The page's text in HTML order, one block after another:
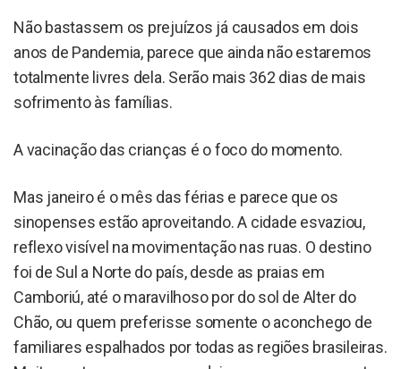
Não bastassem os prejuízos já causados em dois
anos de Pandemia, parece que ainda não estaremos
totalmente livres dela. Serão mais 362 dias de mais
sofrimento às famílias.
A vacinação das crianças é o foco do momento.
Mas janeiro é o mês das férias e parece que os
sinopenses estão aproveitando. A cidade esvaziou,
reflexo visível na movimentação nas ruas. O destino
foi de Sul a Norte do país, desde as praias em
Camboriú, até o maravilhoso por do sol de Alter do
Chão, ou quem preferisse somente o aconchego de
familiares espalhados por todas as regiões brasileiras.